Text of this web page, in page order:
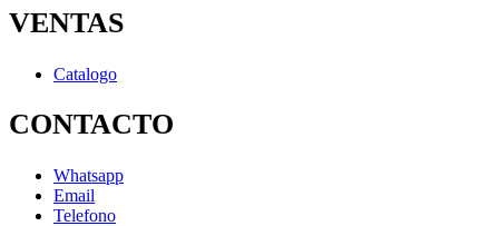
VENTAS
Catalogo
CONTACTO
Whatsapp
Email
Telefono